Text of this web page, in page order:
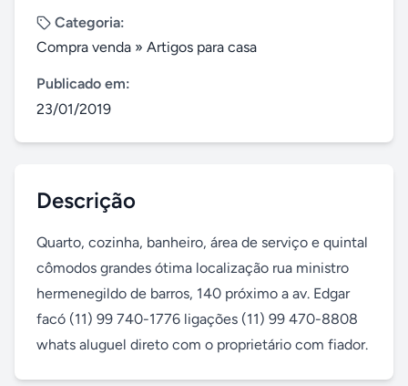
Categoria:
Compra venda » Artigos para casa
Publicado em:
23/01/2019
Descrição
Quarto, cozinha, banheiro, área de serviço e quintal
cômodos grandes ótima localização rua ministro
hermenegildo de barros, 140 próximo a av. Edgar
facó (11) 99 740-1776 ligações (11) 99 470-8808
whats aluguel direto com o proprietário com fiador.